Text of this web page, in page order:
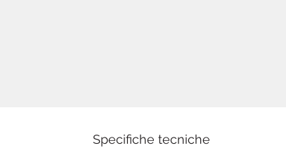
Specifiche tecniche